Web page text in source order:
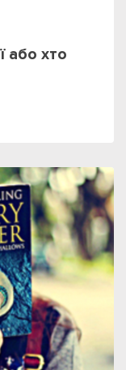
або хто